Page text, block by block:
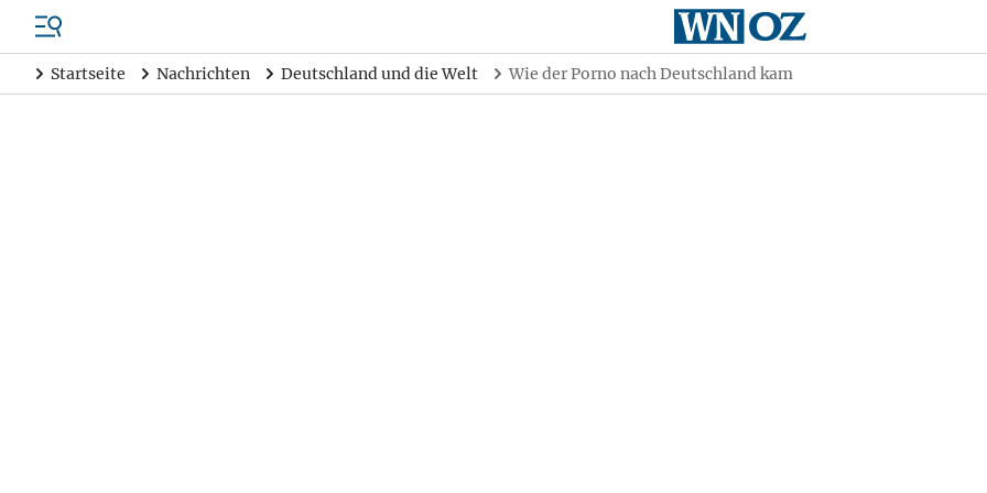
Startseite Nachrichten Deutschland und die Welt Wie der Porno nach Deutschland kam